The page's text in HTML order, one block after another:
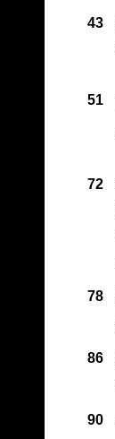
43
51
72
78
86
90